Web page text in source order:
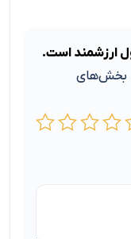
ارزشمند است.
بخش‌های